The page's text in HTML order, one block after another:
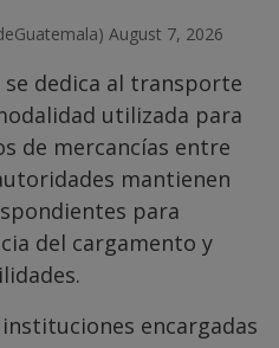
August 7, 2026
dedica al transporte
utilizada para
de mercancías entre
mantienen
para
del cargamento y
encargadas